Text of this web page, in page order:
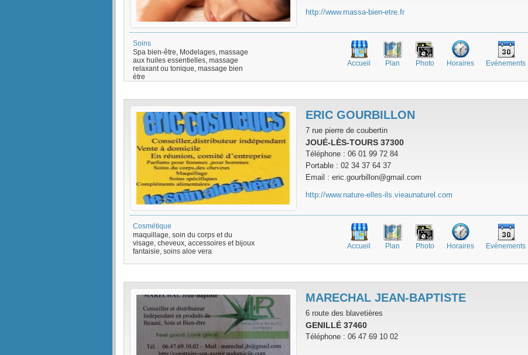
http://www.massa-bien-etre.fr
Soins
Spa bien-être, Modelages, massage
aux huiles essentielles, massage
relaxant ou tonique, massage bien
ètre
Accueil Plan Photo Horaires Evénements
ERIC GOURBILLON
7 rue pierre de coubertin
JOUÉ-LÈS-TOURS 37300
Téléphone : 06 01 99 72 84
Portable : 02 34 37 64 37
Email : eric.gourbillon@gmail.com
http://www.nature-elles-ils.vieaunaturel.com
Cosmétique
maquillage, soin du corps et du
visage, cheveux, accessoires et bijoux
fantaisie, soins aloe vera
Accueil Plan Photo Horaires Evénements
MARECHAL JEAN-BAPTISTE
6 route des blavetières
GENILLÉ 37460
Téléphone : 06 47 69 10 02